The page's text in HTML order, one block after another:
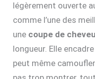
légèrement ouverte
comme l’une des
une coupe de
longueur. Elle
peut même